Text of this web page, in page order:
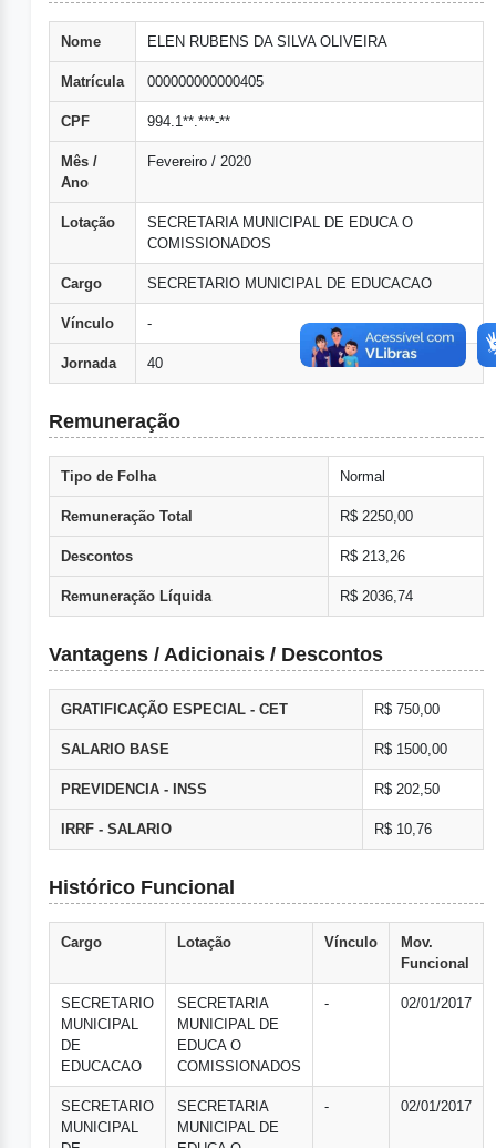
Nome ELEN RUBENS DA SILVA OLIVEIRA
Matrícula 000000000000405
CPF 994.1**.***-**
Mês /
Ano
Fevereiro / 2020
Lotação
SECRETARIA MUNICIPAL DE EDUCA O
COMISSIONADOS
Cargo SECRETARIO MUNICIPAL DE EDUCACAO
Vínculo -
Jornada 40
Remuneração
Tipo de Folha Normal
Remuneração Total R$ 2250,00
Descontos R$ 213,26
Remuneração Líquida R$ 2036,74
Vantagens / Adicionais / Descontos
GRATIFICAÇÃO ESPECIAL - CET R$ 750,00
SALARIO BASE R$ 1500,00
PREVIDENCIA - INSS R$ 202,50
IRRF - SALARIO R$ 10,76
Histórico Funcional
Cargo Lotação Vínculo
Mov.
Funcional
SECRETARIO
MUNICIPAL
DE
EDUCACAO
SECRETARIA
MUNICIPAL DE
EDUCA O
COMISSIONADOS
- 02/01/2017
SECRETARIO
MUNICIPAL
SECRETARIA
MUNICIPAL DE
- 02/01/2017